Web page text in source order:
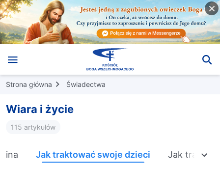
Strona główna Świadectwa
Wiara i życie
115 artykułów
Jak traktować swoje dzieci Jak